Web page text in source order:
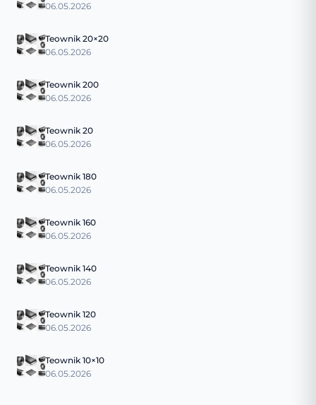
06.05.2026
Teownik 20×20
06.05.2026
Teownik 200
06.05.2026
Teownik 20
06.05.2026
Teownik 180
06.05.2026
Teownik 160
06.05.2026
Teownik 140
06.05.2026
Teownik 120
06.05.2026
Teownik 10×10
06.05.2026